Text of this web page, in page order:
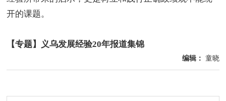
开的课题。
【专题】义乌发展经验20年报道集锦
编辑： 童晓